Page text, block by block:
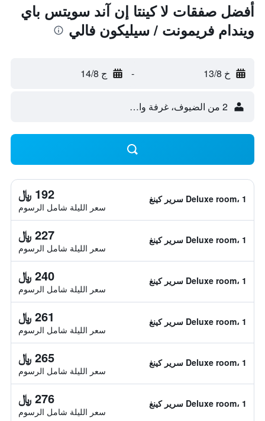
أفضل صفقات لا كينتا إن آند سويتس باي
ويندام فريمونت / سيليكون فالي
خ 13/8 - ج 14/8
2 من الضيوف، غرفة واحدة
Deluxe room، 1 سرير كينغ 192 ﷼
سعر الليلة شامل الرسوم
Deluxe room، 1 سرير كينغ 227 ﷼
سعر الليلة شامل الرسوم
Deluxe room، 1 سرير كينغ 240 ﷼
سعر الليلة شامل الرسوم
Deluxe room، 1 سرير كينغ 261 ﷼
سعر الليلة شامل الرسوم
Deluxe room، 1 سرير كينغ 265 ﷼
سعر الليلة شامل الرسوم
Deluxe room، 1 سرير كينغ 276 ﷼
سعر الليلة شامل الرسوم